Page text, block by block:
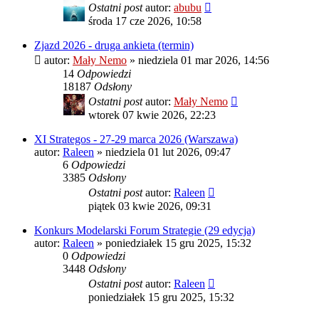
Ostatni postautor: abubu
środa 17 cze 2026, 10:58
Zjazd 2026 - druga ankieta (termin)
autor: Mały Nemo » niedziela 01 mar 2026, 14:56
14 Odpowiedzi
18187 Odsłony
Ostatni postautor: Mały Nemo
wtorek 07 kwie 2026, 22:23
XI Strategos - 27-29 marca 2026 (Warszawa)
autor: Raleen » niedziela 01 lut 2026, 09:47
6 Odpowiedzi
3385 Odsłony
Ostatni postautor: Raleen
piątek 03 kwie 2026, 09:31
Konkurs Modelarski Forum Strategie (29 edycja)
autor: Raleen » poniedziałek 15 gru 2025, 15:32
0 Odpowiedzi
3448 Odsłony
Ostatni postautor: Raleen
poniedziałek 15 gru 2025, 15:32